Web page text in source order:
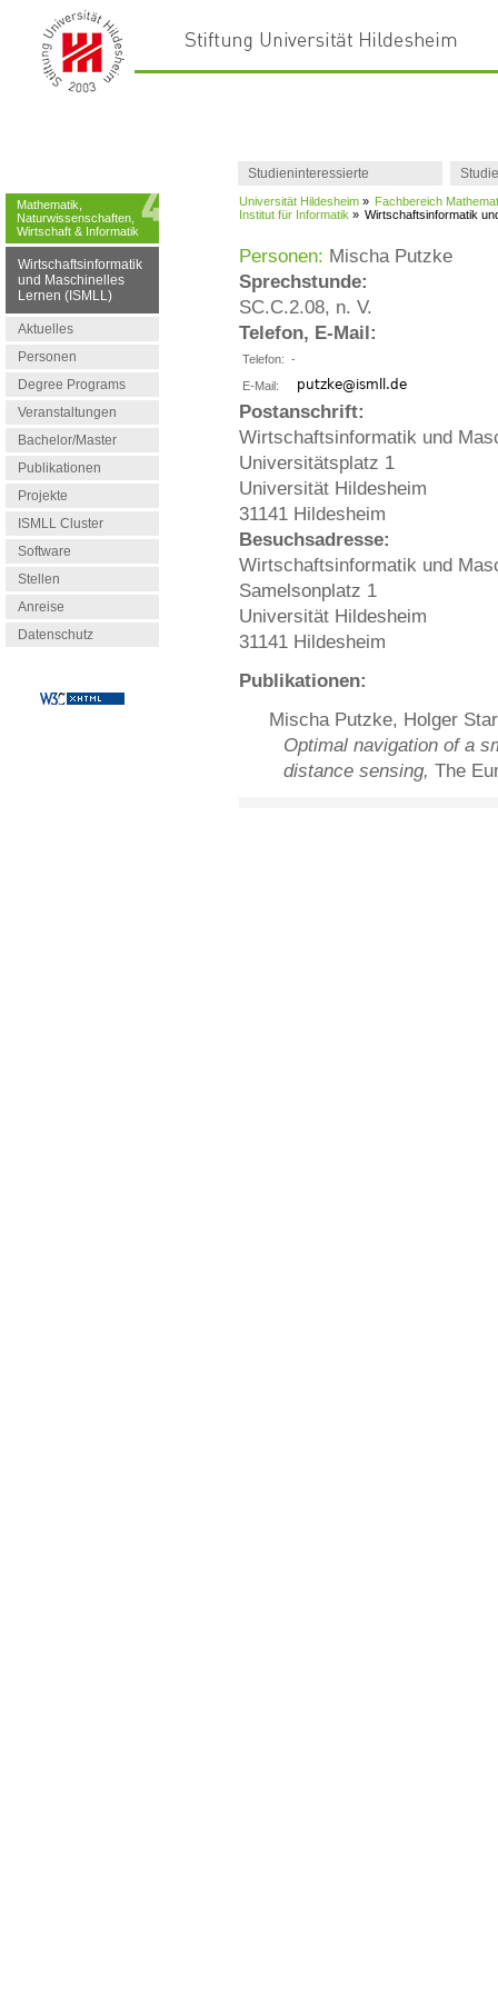
Studieninteressierte
Mathematik,
Naturwissenschaften,
Wirtschaft & Informatik
Wirtschaftsinformatik
und Maschinelles
Lernen (ISMLL)
Aktuelles
Personen
Degree Programs
Veranstaltungen
Bachelor/Master
Publikationen
Projekte
ISMLL Cluster
Software
Stellen
Anreise
Datenschutz
Universität Hildesheim » Fachbereich
Institut für Informatik » Wirtschaftsinformatik
Personen: Mischa Putzke
Sprechstunde:
SC.C.2.08, n. V.
Telefon, E-Mail:
Telefon: -
E-Mail:
Postanschrift:
Wirtschaftsinformatik und
Universitätsplatz 1
Universität Hildesheim
31141 Hildesheim
Besuchsadresse:
Wirtschaftsinformatik und
Samelsonplatz 1
Universität Hildesheim
31141 Hildesheim
Publikationen:
Mischa Putzke, Holger
Optimal navigation of a
distance sensing, The